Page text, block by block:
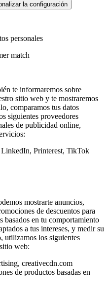
la configuración
personales
match
te informaremos sobre
sitio web y te mostraremos
comparamos tus datos
siguientes proveedores
de publicidad online,
Printerest, TikTok
mostrarte anuncios,
de descuentos para
basados en tu comportamiento
a tus intereses, y medir su
utilizamos los siguientes
web:
creativecdn.com
de productos basadas en